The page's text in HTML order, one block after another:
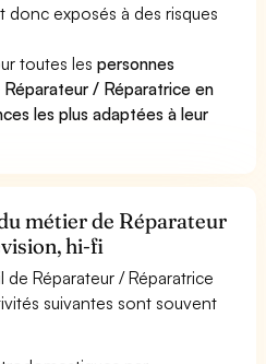
donc exposés à des risques
toutes lespersonnes
/ Réparatrice en
les plus adaptées à leur
métier de Réparateur
hi-fi
Réparateur / Réparatrice
suivantes sont souvent